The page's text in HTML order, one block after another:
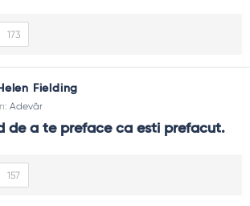
173
Helen Fielding
Adevăr
de a te preface ca esti prefacut.
157